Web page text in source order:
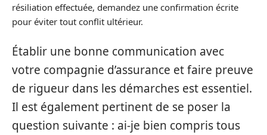
résiliation effectuée, demandez une confirmation écrite
pour éviter tout conflit ultérieur.
Établir une bonne communication avec
votre compagnie d’assurance et faire preuve
de rigueur dans les démarches est essentiel.
Il est également pertinent de se poser la
question suivante : ai-je bien compris tous